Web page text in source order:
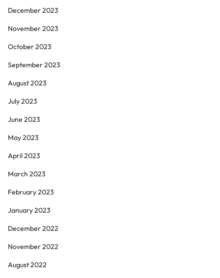
December 2023
November 2023
October 2023
September 2023
August 2023
July 2023
June 2023
May 2023
April 2023
March 2023
February 2023
January 2023
December 2022
November 2022
August 2022